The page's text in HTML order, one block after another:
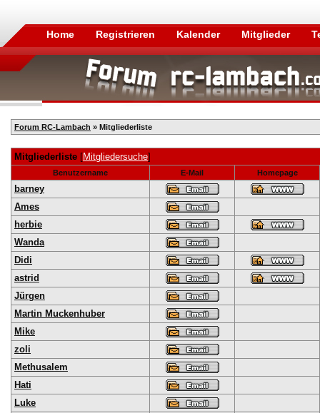
Home Registrieren Kalender Mitglieder
Forum RC-Lambach » Mitgliederliste
Mitgliederliste [Mitgliedersuche]
Benutzername E-Mail Homepage
barney
Ames
herbie
Wanda
Didi
astrid
Jürgen
Martin Muckenhuber
Mike
zoli
Methusalem
Hati
Luke